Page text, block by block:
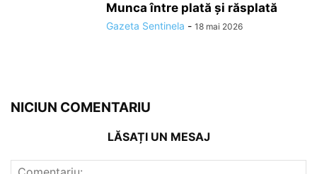
Munca între plată și răsplată
Gazeta Sentinela - 18 mai 2026
NICIUN COMENTARIU
LĂSAȚI UN MESAJ